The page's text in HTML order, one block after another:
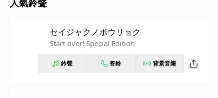
人氣鈴聲
セイジャクノボウリョク
Start over! Special Edition
鈴聲 答鈴 背景音樂